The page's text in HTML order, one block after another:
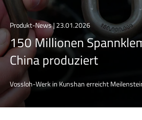
Produkt-News | 23.01.2026
150 Millionen
China produziert
Vossloh-Werk in Kunshan erreicht